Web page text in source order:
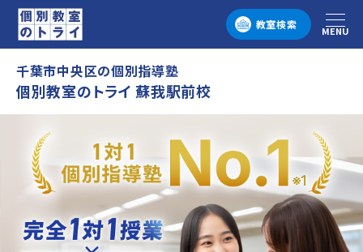
教室検索
メニュー
MENU
千葉市中央区の個別指導塾
個別教室のトライ 蘇我駅前校